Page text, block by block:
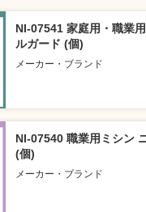
NI-07541 家庭用・職業
ルガード (個)
メーカー・ブランド
NI-07540 職業用ミシン
(個)
メーカー・ブランド